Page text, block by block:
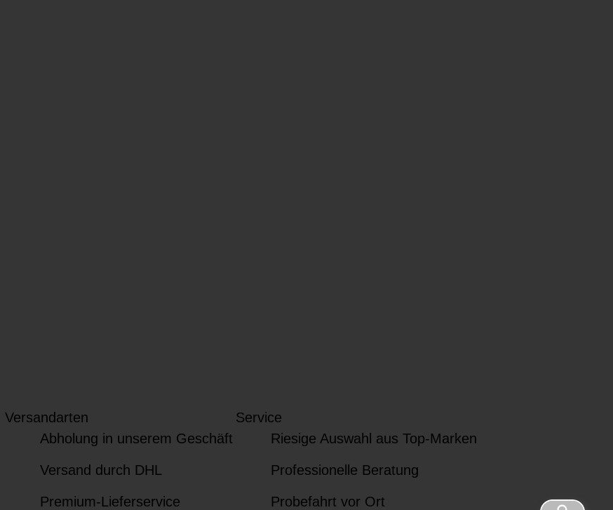
Versandarten
Abholung in unserem Geschäft
Versand durch DHL
Premium-Lieferservice
Service
Riesige Auswahl aus Top-Marken
Professionelle Beratung
Probefahrt vor Ort